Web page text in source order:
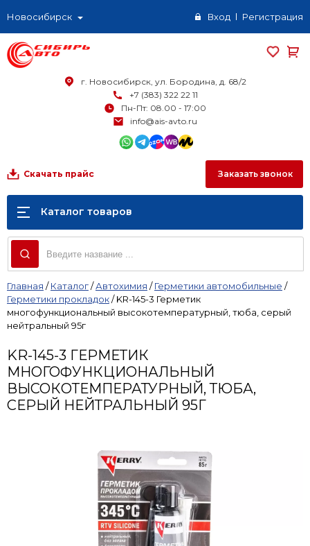
Новосибирск Вход Регистрация
г. Новосибирск, ул. Бородина, д. 68/2
+7 (383) 322 22 11
Пн-Пт: 08.00 - 17:00
info@ais-avto.ru
Заказать звонок
Скачать прайс
Каталог товаров
Главная /Каталог/Автохимия /Герметики автомобильные /
Герметики прокладок/KR-145-3 Герметик
многофункциональный высокотемпературный, тюба, серый
нейтральный 95г
KR-145-3 ГЕРМЕТИК
МНОГОФУНКЦИОНАЛЬНЫЙ
ВЫСОКОТЕМПЕРАТУРНЫЙ, ТЮБА,
СЕРЫЙ НЕЙТРАЛЬНЫЙ 95Г